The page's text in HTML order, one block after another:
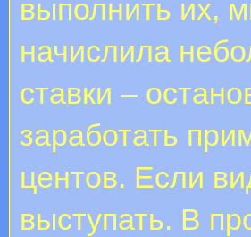
выполнить их,
начислила
ставки –
заработать
центов. Если
выступать. В